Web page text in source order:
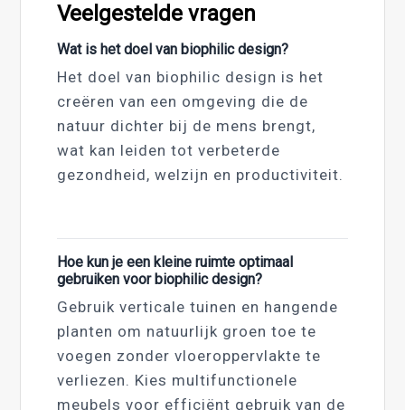
Veelgestelde vragen
Wat is het doel van biophilic design?
Het doel van biophilic design is het
creëren van een omgeving die de
natuur dichter bij de mens brengt,
wat kan leiden tot verbeterde
gezondheid, welzijn en productiviteit.
Hoe kun je een kleine ruimte optimaal
gebruiken voor biophilic design?
Gebruik verticale tuinen en hangende
planten om natuurlijk groen toe te
voegen zonder vloeroppervlakte te
verliezen. Kies multifunctionele
meubels voor efficiënt gebruik van de